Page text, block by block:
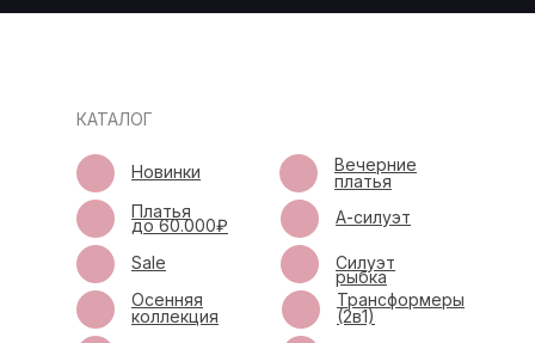
КАТАЛОГ
Осенняя
коллекция
Вечерние
платья
Силуэт
рыбка
Новинки
Платья
до 60.000₽ А-силуэт
Трансформеры
(2в1)
Sale